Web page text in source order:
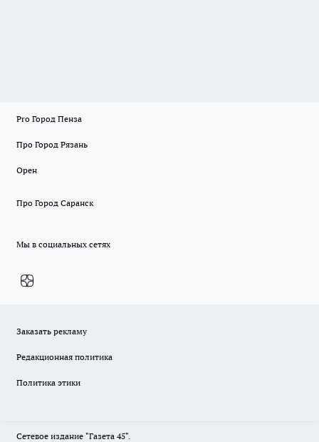
Pro Город Пенза
Про Город Рязань
Орен
Про Город Саранск
Мы в социальных сетях
Заказать рекламу
Редакционная политика
Политика этики
Сетевое издание "Газета 45".